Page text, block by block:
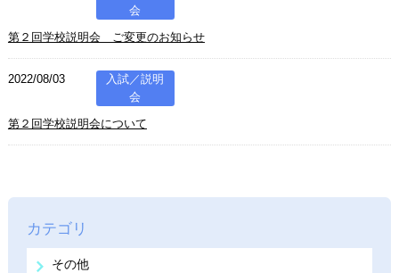
会
第２回学校説明会 ご変更のお知らせ
2022/08/03
入試／説明
会
第２回学校説明会について
カテゴリ
その他